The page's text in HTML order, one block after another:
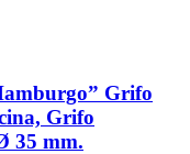
Grifo
Grifo
35 mm.